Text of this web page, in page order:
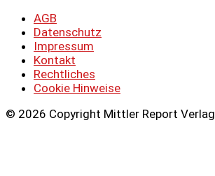
AGB
Datenschutz
Impressum
Kontakt
Rechtliches
Cookie Hinweise
© 2026 Copyright Mittler Report Verlag